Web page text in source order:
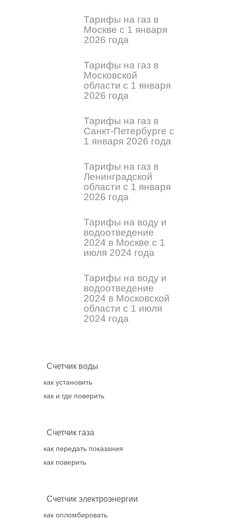
Тарифы на газ в
Москве с 1 января
2026 года
Тарифы на газ в
Московской
области с 1 января
2026 года
Тарифы на газ в
Санкт-Петербурге с
1 января 2026 года
Тарифы на газ в
Ленинградской
области с 1 января
2026 года
Тарифы на воду и
водоотведение
2024 в Москве с 1
июля 2024 года
Тарифы на воду и
водоотведение
2024 в Московской
области с 1 июля
2024 года
Счетчик воды
как установить
как и где поверить
Счетчик газа
как передать показания
как поверить
Счетчик электроэнергии
как опломбировать